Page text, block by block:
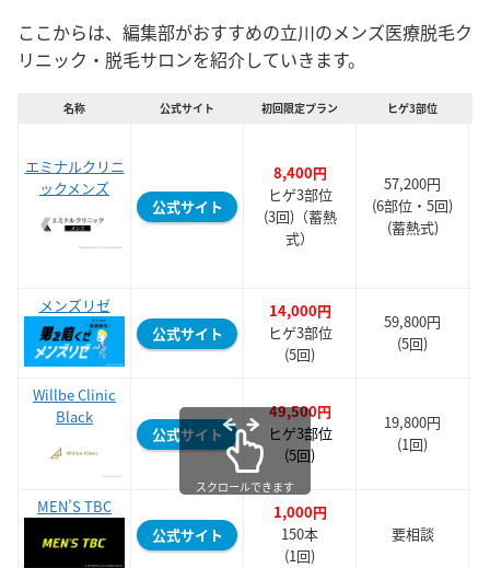
ここからは、編集部がおすすめの立川のメンズ医療脱毛ク
リニック・脱毛サロンを紹介していきます。
名称 公式サイト 初回限定プラン ヒゲ3部位
エミナルクリニ
ックメンズ
公式サイト
8,400円
ヒゲ3部位
(3回)（蓄熱
式）
57,200円
(6部位・5回)
(蓄熱式)
メンズリゼ
公式サイト
14,000円
ヒゲ3部位
(5回)
59,800円
(5回)
Willbe Clinic
Black
公式サイト
49,500円
ヒゲ3部位
(5回)
19,800円
(1回)
MEN’S TBC
公式サイト
1,000円
150本
(1回)
要相談
スクロールできます